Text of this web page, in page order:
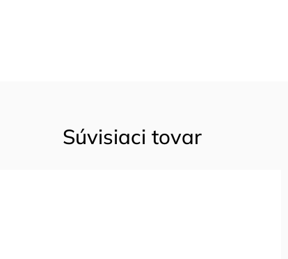
Súvisiaci tovar